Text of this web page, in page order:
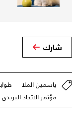
شارك
ياسمين الملا
مؤتمر الاتحاد